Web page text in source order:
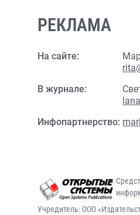
РЕКЛАМА
На сайте:
В журнале:
Инфопартнерство:
Учредитель: ООО